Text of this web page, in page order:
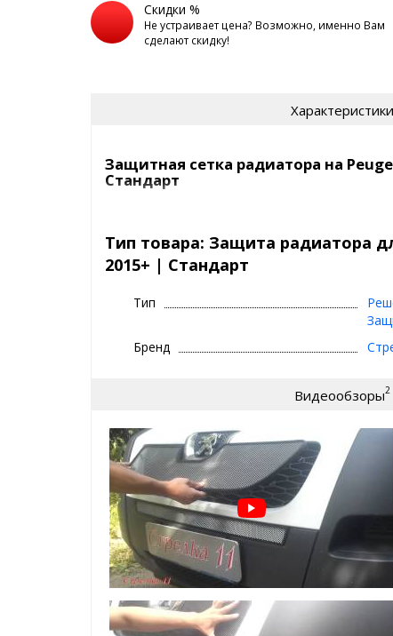
Скидки %
Не устраивает цена? Возможно, именно Вам
сделают скидку!
Характеристики
Защитная сетка радиатора на
Стандарт
Сетка на радиатор Peugeot Boxer (290) 2015+
насекомых, камней, мусора и выглядит просто
Самый продаваемый вариант среди защитных
СТАНДАРТ
кант сетки:квадратный, из резины
Защита радиатора для Peugeot Boxer (290) 2015+ |
легко устанавливаетсябез снятия бампера
не мешает воздушным потокам
добавит эксклюзивности внешнему виду
а главное:реально защитит ваш
* также доступна опция - зимний
ВАЖНО!!!Устанавливается ТОЛЬКОна
производителя
Тип товара: Защита радиатора
2015+ | Стандарт
Тип
Бренд
Видеообзоры2